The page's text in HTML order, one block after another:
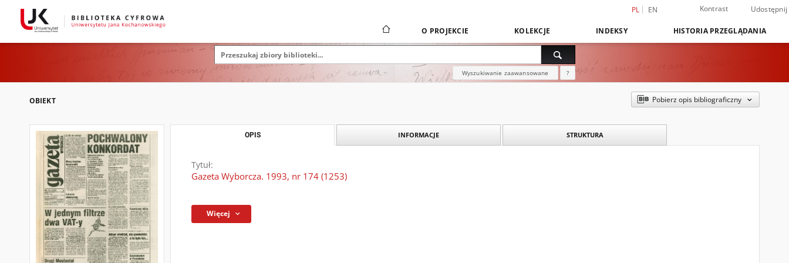
PL EN Kontrast Udostępnij
O PROJEKCIE KOLEKCJE INDEKSY HISTORIA PRZEGLĄDANIA
Wyszukiwanie zaawansowane ?
OBIEKT Pobierz opis bibliograficzny
OPIS INFORMACJE STRUKTURA
Tytuł:
Gazeta Wyborcza. 1993, nr 174 (1253)
Więcej